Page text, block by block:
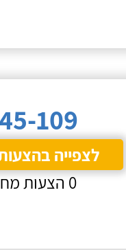
109
לצפייה
0 הצעות מחיר